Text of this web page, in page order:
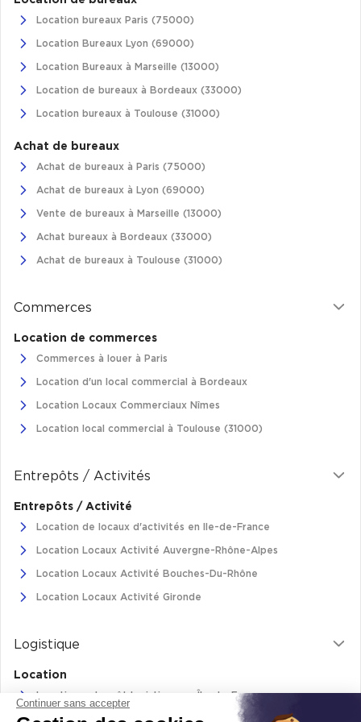
Plateaux opérés à Lyon
Plateaux opérés à Neuilly-sur-Seine
Plateaux opérés à Saint-Ouen
Plateaux opérés à Boulogne-Billancourt
Collections Flex / Coworking
Cas Clients
Location bureaux Paris (75000)
Location Bureaux Lyon (69000)
Location Bureaux à Marseille (13000)
Location de bureaux à Bordeaux (33000)
Location bureaux à Toulouse (31000)
Achat de bureaux
Achat de bureaux à Paris (75000)
Achat de bureaux à Lyon (69000)
Vente de bureaux à Marseille (13000)
Achat bureaux à Bordeaux (33000)
Achat de bureaux à Toulouse (31000)
Commerces
Location de commerces
Commerces à louer à Paris
Location d'un local commercial à Bordeaux
Location Locaux Commerciaux Nîmes
Location local commercial à Toulouse (31000)
Entrepôts / Activités
Entrepôts / Activité
Location de locaux d'activités en Ile-de-France
Location Locaux Activité Auvergne-Rhône-Alpes
Location Locaux Activité Bouches-Du-Rhône
Location Locaux Activité Gironde
Logistique
Location
Location entrepôt logistique en Île-de-France
Location entrepôt logistique Pas-de-Calais
Continuer sans accepter